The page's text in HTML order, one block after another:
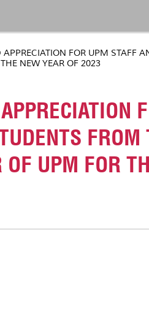
APPRECIATION FOR UPM STAFF
NEW YEAR OF 2023
FROM
OF UPM FOR